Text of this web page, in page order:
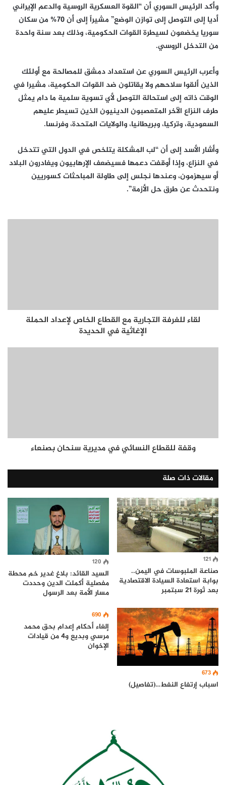
وأكد الرئيس السوري أن “القوة العسكرية الروسية والدعم الإيراني
أديا إلى التوصل إلى توازن الوضع” مشيراً إلى أن 70% من سكان
سوريا يخضعون لسيطرة القوات الحكومية، وذلك بعد سنة واحدة
من التدخل الروسي.
وأعرب الرئيس السوري عن استعداد دمشق للمصالحة مع أولئك
الذين ألقوا سلاحهم ولا يقاتلون ضد القوات الحكومية، مشيرا في
الوقت ذاته إلى استحالة التوصل لأي تسوية سلمية ما دام يمثل
طرف النزاع الآخر المتعصبون الدينيون الذين تسيطر عليهم
السعودية، وتركيا، وبريطانيا، والولايات المتحدة، وفرنسا.
وأشار الأسد إلى أن “لب المشكلة يتلخص في الدول التي تتدخل
في النزاع، وإذا أوقفت دعمها فسيضعف الإرهابيون ويغادرون البلاد
أو سيهزمون، وعندها نجلس إلى طاولة المباحثات كسوريين
ونتحدث عن طرق حل الأزمة”.
لقاء للغرفة التجارية مع القطاع الخاص لإعداد الحملة
الإغاثية في الحديدة
وقفة للقطاع النسائي في مديرية سنحان بصنعاء
مقالات ذات صلة
121
صناعة الملبوسات في اليمن..
بوابة استعادة السيادة الاقتصادية
بعد ثورة 21 سبتمبر
120
السيد القائد: بلاغ غدير خم محطة
مفصلية أكملت الدين وحددت
مسار الأمة بعد الرسول
673
اسباب إرتفاع النفط…(تفاصيل)
690
إلغاء أحكام إعدام بحق محمد
مرسي وبديع و4 من قيادات
الإخوان